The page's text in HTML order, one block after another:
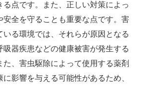
る点です。また、正しい対策によっ
安全を守ることも重要な点です。害
いる環境では、それらが原因となる
吸器疾患などの健康被害が発生する
、害虫駆除によって使用する薬剤
影響を与える可能性があるため、